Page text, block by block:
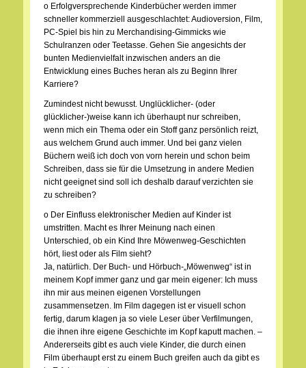
o Erfolgversprechende Kinderbücher werden immer
schneller kommerziell ausgeschlachtet: Audioversion, Film,
PC-Spiel bis hin zu Merchandising-Gimmicks wie
Schulranzen oder Teetasse. Gehen Sie angesichts der
bunten Medienvielfalt inzwischen anders an die
Entwicklung eines Buches heran als zu Beginn Ihrer
Karriere?
Zumindest nicht bewusst. Unglücklicher- (oder
glücklicher-)weise kann ich überhaupt nur schreiben,
wenn mich ein Thema oder ein Stoff ganz persönlich reizt,
aus welchem Grund auch immer. Und bei ganz vielen
Büchern weiß ich doch von vorn herein und schon beim
Schreiben, dass sie für die Umsetzung in andere Medien
nicht geeignet sind soll ich deshalb darauf verzichten sie
zu schreiben?
o Der Einfluss elektronischer Medien auf Kinder ist
umstritten. Macht es Ihrer Meinung nach einen
Unterschied, ob ein Kind Ihre Möwenweg-Geschichten
hört, liest oder als Film sieht?
Ja, natürlich. Der Buch- und Hörbuch-„Möwenweg“ ist in
meinem Kopf immer ganz und gar mein eigener: Ich muss
ihn mir aus meinen eigenen Vorstellungen
zusammensetzen. Im Film dagegen ist er visuell schon
fertig, darum klagen ja so viele Leser über Verfilmungen,
die ihnen ihre eigene Geschichte im Kopf kaputt machen. –
Andererseits gibt es auch viele Kinder, die durch einen
Film überhaupt erst zu einem Buch greifen auch da gibt es